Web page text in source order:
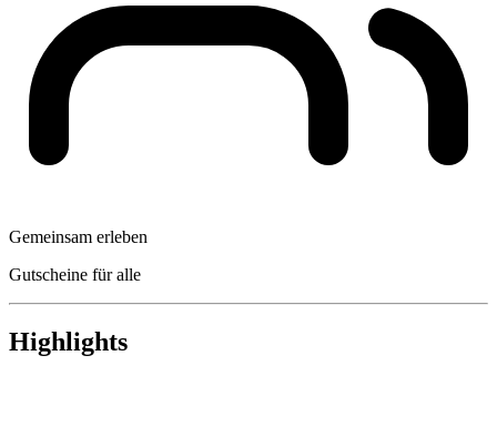
Gemeinsam erleben
Gutscheine für alle
Highlights